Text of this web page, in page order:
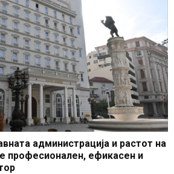
администрација и растот на
професионален, ефикасен и